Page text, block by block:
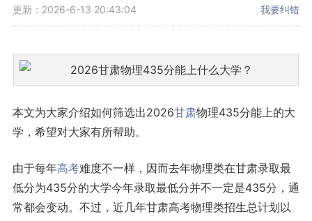
更新：2026-6-13 20:43:04 我要纠错
本文为大家介绍如何筛选出2026甘肃物理435分能上的大
学，希望对大家有所帮助。
由于每年高考难度不一样，因而去年物理类在甘肃录取最
低分为435分的大学今年录取最低分并不一定是435分，通
常都会变动。不过，近几年甘肃高考物理类招生总计划以